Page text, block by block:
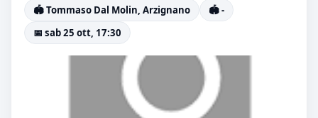
🏟️ Tommaso Dal Molin, Arzignano
🏟️ -
📅 sab 25 ott, 17:30